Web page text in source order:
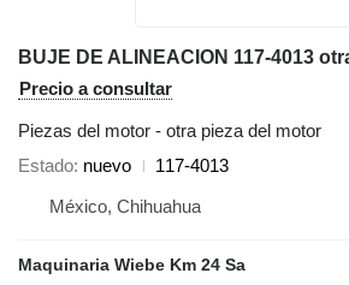
Precio a consultar
Piezas del motor - otra pieza del motor
Estado nuevo
117-4013
México, Chihuahua
Maquinaria Wiebe Km 24 Sa